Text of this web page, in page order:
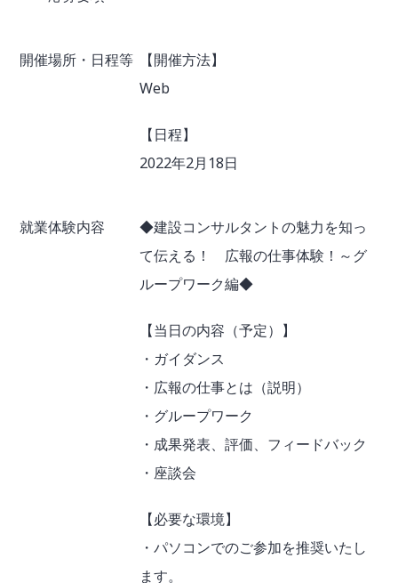
開催場所・日程等
【開催方法】
Web
【日程】
2022年2月18日
就業体験内容
◆建設コンサルタントの魅力を知っ
て伝える！ 広報の仕事体験！～グ
ループワーク編◆
【当日の内容（予定）】
・ガイダンス
・広報の仕事とは（説明）
・グループワーク
・成果発表、評価、フィードバック
・座談会
【必要な環境】
・パソコンでのご参加を推奨いたし
ます。